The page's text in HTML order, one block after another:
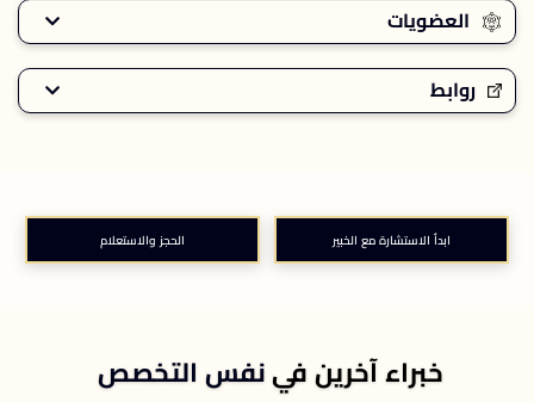
العضويات
روابط
ابدأ الاستشارة مع الخبير الحجز والاستعلام
خبراء آخرين في نفس التخصص